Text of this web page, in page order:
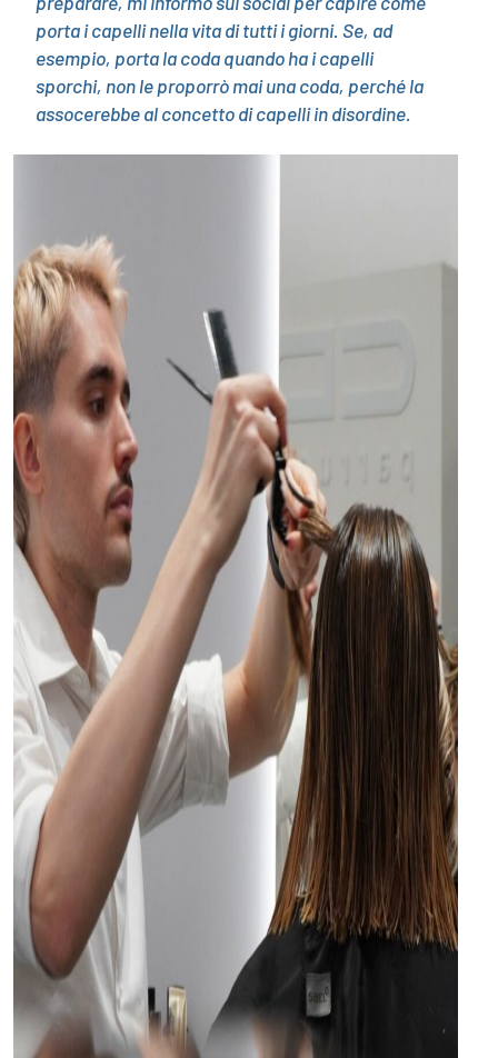
porta i capelli nella vita di tutti i giorni. Se, ad
esempio, porta la coda quando ha i capelli
sporchi, non le proporrò mai una coda, perché la
assocerebbe al concetto di capelli in disordine.